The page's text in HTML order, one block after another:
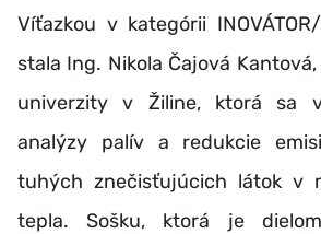
Víťazkou v kategórii INOVÁTOR/
stala Ing. Nikola Čajová
univerzity v Žiline, ktorá sa
analýzy palív a redukcie
tuhých znečisťujúcich látok v
tepla. Sošku, ktorá je